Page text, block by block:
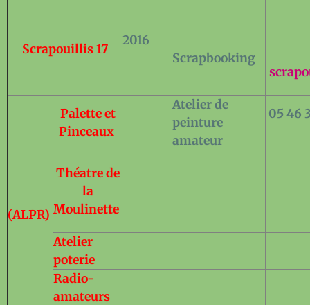
Scrapouillis 17
2016
Scrapbooking
(ALPR)
Palette et
Pinceaux
Atelier de
peinture
amateur
05 46
Théatre de
la
Moulinette
Atelier
poterie
Radio-
amateurs